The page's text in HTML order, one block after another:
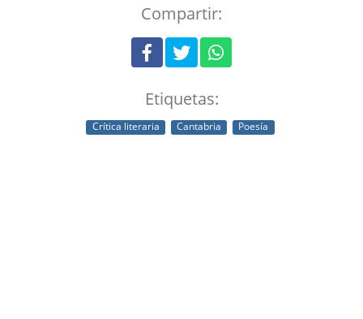
Compartir:
Etiquetas:
Crítica literaria Cantabria Poesía